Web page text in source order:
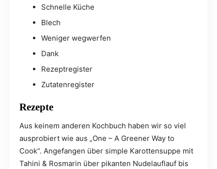
Schnelle Küche
Blech
Weniger wegwerfen
Dank
Rezeptregister
Zutatenregister
Rezepte
Aus keinem anderen Kochbuch haben wir so viel
ausprobiert wie aus „One – A Greener Way to
Cook“. Angefangen über simple Karottensuppe mit
Tahini & Rosmarin über pikanten Nudelauflauf bis